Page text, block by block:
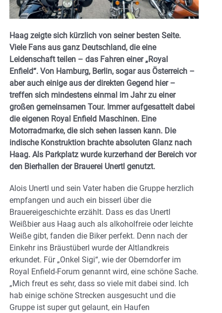
Haag zeigte sich kürzlich von seiner besten Seite.
Viele Fans aus ganz Deutschland, die eine
Leidenschaft teilen – das Fahren einer „Royal
Enfield“. Von Hamburg, Berlin, sogar aus Österreich –
aber auch einige aus der direkten Gegend hier –
treffen sich mindestens einmal im Jahr zu einer
großen gemeinsamen Tour. Immer aufgesattelt dabei
die eigenen Royal Enfield Maschinen. Eine
Motorradmarke, die sich sehen lassen kann. Die
indische Konstruktion brachte absoluten Glanz nach
Haag. Als Parkplatz wurde kurzerhand der Bereich vor
den Bierhallen der Brauerei Unertl genutzt.
Alois Unertl und sein Vater haben die Gruppe herzlich
empfangen und auch ein bisserl über die
Brauereigeschichte erzählt. Dass es das Unertl
Weißbier aus Haag auch als alkoholfreie oder leichte
Weiße gibt, fanden die Biker perfekt. Denn nach der
Einkehr ins Bräustüberl wurde der Altlandkreis
erkundet. Für „Onkel Sigi“, wie der Oberndorfer im
Royal Enfield-Forum genannt wird, eine schöne Sache.
„Mich freut es sehr, dass so viele mit dabei sind. Ich
hab einige schöne Strecken ausgesucht und die
Gruppe ist super gut gelaunt, ein Haufen